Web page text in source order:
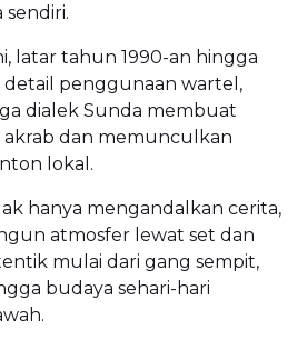
sendiri.
latar tahun 1990-an hingga
detail penggunaan wartel,
dialek Sunda membuat
akrab dan memunculkan
lokal.
hanya mengandalkan cerita,
atmosfer lewat set dan
mulai dari gang sempit,
budaya sehari-hari